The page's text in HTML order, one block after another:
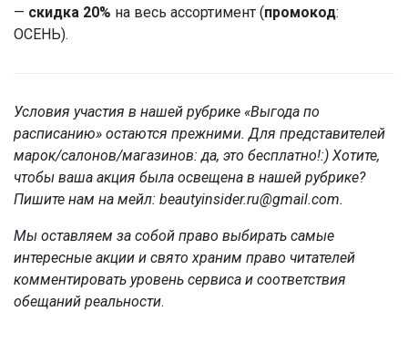
— скидка 20% на весь ассортимент (промокод:
ОСЕНЬ).
Условия участия в нашей рубрике «Выгода по
расписанию» остаются прежними. Для представителей
марок/салонов/магазинов: да, это бесплатно!:) Хотите,
чтобы ваша акция была освещена в нашей рубрике?
Пишите нам на мейл: beautyinsider.ru@gmail.com.
Мы оставляем за собой право выбирать самые
интересные акции и свято храним право читателей
комментировать уровень сервиса и соответствия
обещаний реальности.